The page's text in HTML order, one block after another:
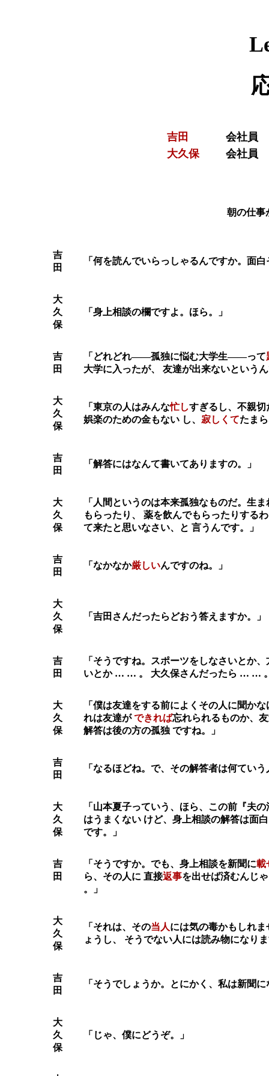
吉田
会社
大久保
会社員
朝の仕事
吉
田
「何を読んでいらっしゃるんですか。面
大
久
保
「身上相談の欄ですよ。ほら。」
吉
田
「どれどれ――孤独に悩む大学生――って
大学に入ったが、 友達が出来ないという
大
久
保
「東京の人はみんな忙しすぎるし、不親切
娯楽のための金もない し、 寂しくてたま
吉
田
「解答にはなんて書いてありますの。」
大
久
保
「人間というのは本来孤独なものだ。生
もらったり、 薬を飲んでもらったりする
て来たと思いなさい、と 言うんです。」
吉
田
「なかなか厳しいんですのね。」
大
久
保
「吉田さんだったらどおう答えますか。」
吉
田
「そうですね。スポーツをしなさいとか
いとか … … 。 大久保さんだったら … …
大
久
保
「僕は友達をする前によくその人に聞か
れは友達ができれば忘れられるものか、
解答は後の方の孤独 ですね。」
吉
田
「なるほどね。で、その解答者は何てい
大
久
保
「山本夏子っていう、ほら、この前『夫
はうまくない けど、身上相談の解答は面
です。」
吉
田
「そうですか。でも、身上相談を新聞に載
ら、その人に 直接返事を出せば済むんじ
。」
大
久
保
「それは、その当人には気の毒かもしれ
ょうし、 そうでない人には読み物になり
吉
田
「そうでしょうか。とにかく、私は新聞
大
久
保
「じゃ、僕にどうぞ。」